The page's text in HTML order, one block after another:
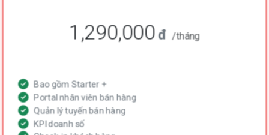
1,290,000đ /tháng
Bao gồm Starter +
Portal nhân viên bán hàng
Quản lý tuyến bán hàng
KPI doanh số